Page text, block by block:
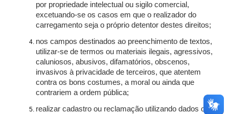
por propriedade intelectual ou sigilo comercial,
excetuando-se os casos em que o realizador do
carregamento seja o próprio detentor destes direitos;
nos campos destinados ao preenchimento de textos,
utilizar-se de termos ou materiais ilegais, agressivos,
caluniosos, abusivos, difamatórios, obscenos,
invasivos à privacidade de terceiros, que atentem
contra os bons costumes, a moral ou ainda que
contrariem a ordem pública;
realizar cadastro ou reclamação utilizando dados ou